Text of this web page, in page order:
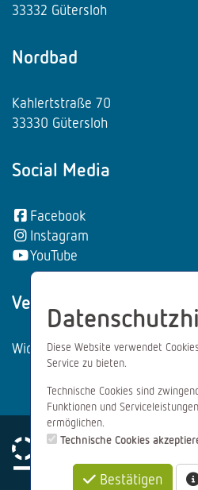
33332 Gütersloh
Nordbad
Kahlertstraße 70
33330 Gütersloh
Social Media
Facebook
Instagram
YouTube
Vertrag wiederrufen:
Widerrufsformular
Impressum
Diese Website verwendet
Service zu bieten.
Technische Cookies sind
Funktionen und
ermöglichen.
Technische Cookies
Bestätigen